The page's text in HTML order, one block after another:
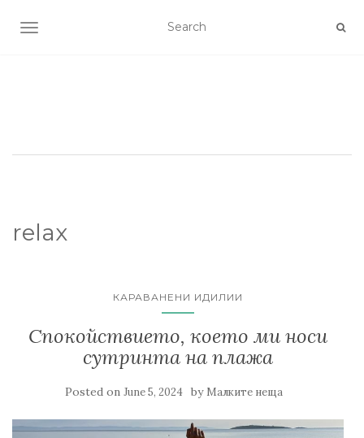
TOGGLE NAVIGATION
relax
КАРАВАНЕНИ ИДИЛИИ
Спокойствието, което ми носи
сутринта на плажа
Posted on June 5, 2024 by Малките неща